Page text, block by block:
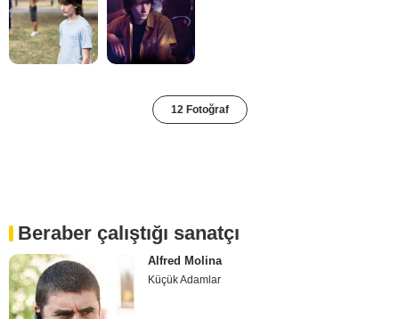
12 Fotoğraf
Beraber çalıştığı sanatçı
Alfred Molina
Küçük Adamlar